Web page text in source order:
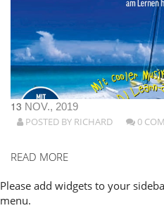
13 NOV., 2019
POSTED BY RICHARD 0
READ MORE
Please add widgets to your
menu.